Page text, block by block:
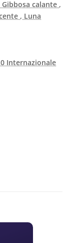
Gibbosa calante ,
, Luna
Internazionale
4.0